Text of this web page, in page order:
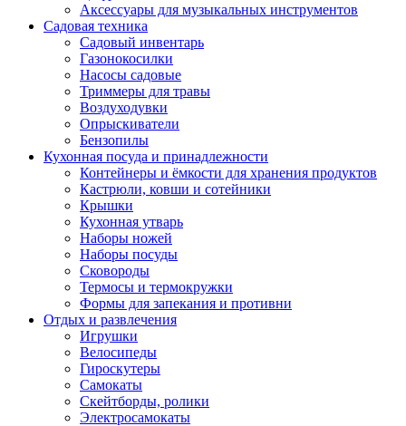
Аксессуары для музыкальных инструментов
Садовая техника
Садовый инвентарь
Газонокосилки
Насосы садовые
Триммеры для травы
Воздуходувки
Опрыскиватели
Бензопилы
Кухонная посуда и принадлежности
Контейнеры и ёмкости для хранения продуктов
Кастрюли, ковши и сотейники
Крышки
Кухонная утварь
Наборы ножей
Наборы посуды
Сковороды
Термосы и термокружки
Формы для запекания и противни
Отдых и развлечения
Игрушки
Велосипеды
Гироскутеры
Самокаты
Скейтборды, ролики
Электросамокаты